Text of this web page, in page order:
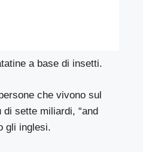
a base di insetti.
che vivono sul
di sette miliardi, “and
gli inglesi.